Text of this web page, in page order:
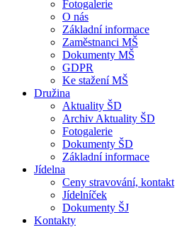
Fotogalerie
O nás
Základní informace
Zaměstnanci MŠ
Dokumenty MŠ
GDPR
Ke stažení MŠ
Družina
Aktuality ŠD
Archiv Aktuality ŠD
Fotogalerie
Dokumenty ŠD
Základní informace
Jídelna
Ceny stravování, kontakt
Jídelníček
Dokumenty ŠJ
Kontakty